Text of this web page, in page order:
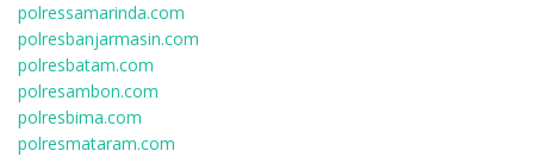
polressamarinda.com
polresbanjarmasin.com
polresbatam.com
polresambon.com
polresbima.com
polresmataram.com